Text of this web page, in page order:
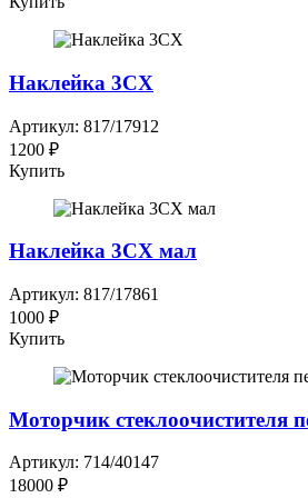
Наклейка 3СХ
Артикул: 817/17912
1200 ₽
Купить
Наклейка 3СХ мал
Артикул: 817/17861
1000 ₽
Купить
Моторчик стеклоочистителя
Артикул: 714/40147
18000 ₽